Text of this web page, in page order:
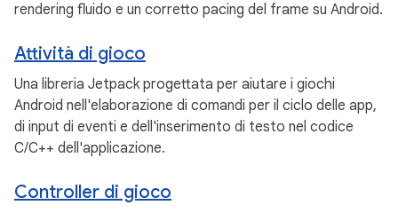
rendering fluido e un corretto pacing del frame su Android.
Attività di gioco
Una libreria Jetpack progettata per aiutare i giochi
Android nell'elaborazione di comandi per il ciclo delle app,
di input di eventi e dell'inserimento di testo nel codice
C/C++ dell'applicazione.
Controller di gioco